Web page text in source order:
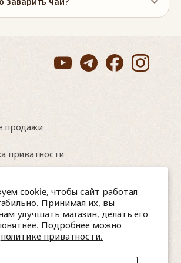
cookie, чтобы сайт работал
Принимая их, вы
улучшать магазин, делать его
Подробнее можно
политике приватности.
детали легко очищаются
продажи
приватности
HaTa'asiya 8